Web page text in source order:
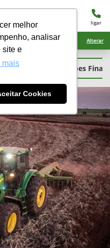
melhor
analisar
site e
mais
Cookies
ligar
Alterar
Demonstrações